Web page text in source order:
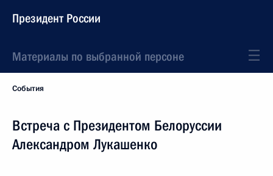
Президент России
Материалы по выбранной персоне
События
Встреча с Президентом Белоруссии
Александром Лукашенко